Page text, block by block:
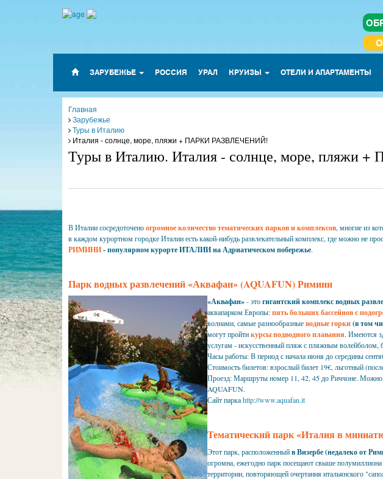
ЗАРУБЕЖЬЕ РОССИЯ УРАЛ КРУИЗЫ ОТЕЛИ И АПАРТАМЕНТЫ
Главная
Зарубежье
Туры в Италию
Италия - солнце, море, пляжи + ПАРКИ РАЗВЛЕЧЕНИЙ!
Туры в Италию. Италия - солнце, море,
В Италии сосредоточеноогромное количество тематических парков и комплексов, многие из
в каждом курортном городке Италии есть какой-нибудь развлекательный комплекс, где можно не
РИМИНИ- популярном курорте ИТАЛИИ на Адриатическом побережье.
Парк водных развлечений «Аквафан» (AQUAFUN) Римини
«Аквафан»- этогигантский комплекс водных
аквапарком Европы:пять больших бассейнов с
волнами, самые разнообразныеводные горки(в том
могут пройтикурсы подводного плавания. Имеются
услугам - искусственный пляж с пляжным волейболом,
Часы работы: В период с начала июня до середины
Стоимость билетов: взрослый билет 19€, льготный
Проезд: Маршруты номер 11, 42, 45 до Риччоне. Можно
AQUAFUN.
Сайт паркаhttp://www.aquafan.it
Тематический парк «Италия в
Этот парк, расположенныйв Визербе (недалеко от
огромна, ежегодно парк посещают свыше
территории, повторяющей очертания итальянского